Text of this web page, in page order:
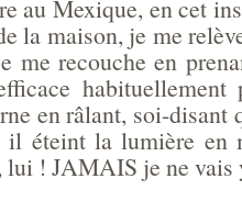
au Mexique, en cet
la maison, je me
me recouche en
habituellement
en râlant, soi-disant
éteint la lumière en
lui ! JAMAIS je ne